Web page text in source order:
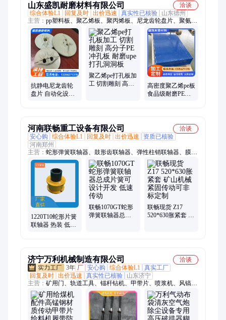
山东盛凯耐磨材料有限公司
洽谈
综合体验L1
回复及时 出价迅速 真实性已核验
山东德州
主营： pp塑料板、聚乙烯板、聚丙烯板、尼龙齿轮盘片、聚氨酯
板材、聚丙烯水箱板、pp板、pe板、upe板、超高分子量聚乙烯
板、铸石板、压延微晶板、微晶铸石板、氧化铝陶瓷衬板、三合
一陶瓷衬板、二合一陶瓷衬板
抗静电尼龙齿轮
盘片 自动化设备
聚乙烯pe打孔板加
工 切割雕刻 高分
高密度聚乙烯pe板
食品级耐磨PE板
河南联畅重工设备有限公司
洽谈
安心购
综合体验L1 回复及时 出价迅速
资质已核验
河南郑州
主营： 蛇形弹簧联轴器、鼓形齿联轴器、弹性柱销联轴器、膜片
联轴器、十字万向联轴器、梅花联轴器、星型联轴器、轮胎联轴
器、高弹联轴器、永磁联轴器、液压联轴器、液力耦合联轴器
1220T10蛇形片簧
联轴器 热装 低速
联畅1070GT蛇形
弹簧联轴器总成
联畅现货 Z17
520*630胀紧套 矿
济宁万利机械制造有限公司
洽谈
3年 厂 安心购 综合体验L1 真实工厂
回复及时 出价迅速 真实性已核验
山东济宁
主营： 矿用门、轨道工具、锚杆钻机、甲带片、喷浆机、风镐破
碎镐、无压风门、给煤机、注浆机、矿用防火栅栏门、皮带硫化
机、洗靴机、皮带纠偏装置、凿岩机、防溢裙板、挡尘帘、单体
液压支柱、矿车轮对、轨道轮、地辊、搅拌桶、矿用电机车、皮